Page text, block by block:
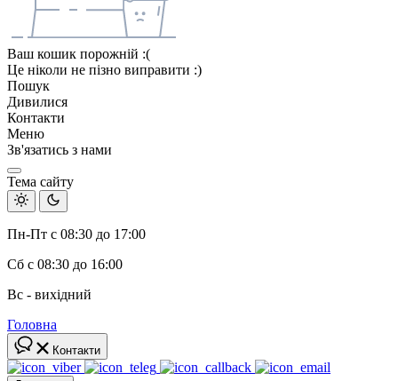
Ваш кошик порожній :(
Це ніколи не пізно виправити :)
Пошук
Дивилися
Контакти
Меню
Зв'язатись з нами
Тема сайту
Пн-Пт с 08:30 до 17:00
Сб с 08:30 до 16:00
Вс - вихідний
Головна
Контакти